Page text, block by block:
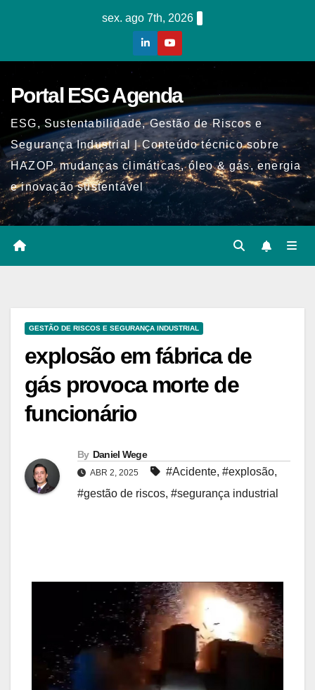
sex. ago 7th, 2026
Portal ESG Agenda
ESG, Sustentabilidade, Gestão de Riscos e
Segurança Industrial | Conteúdo técnico sobre
HAZOP, mudanças climáticas, óleo & gás, energia
e inovação sustentável
GESTÃO DE RISCOS E SEGURANÇA INDUSTRIAL
explosão em fábrica de
gás provoca morte de
funcionário
By Daniel Wege
ABR 2, 2025 #Acidente, #explosão,
#gestão de riscos, #segurança industrial